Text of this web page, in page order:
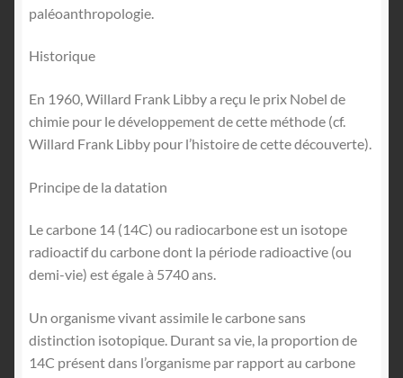
paléoanthropologie.
Historique
En 1960, Willard Frank Libby a reçu le prix Nobel de
chimie pour le développement de cette méthode (cf.
Willard Frank Libby pour l’histoire de cette découverte).
Principe de la datation
Le carbone 14 (14C) ou radiocarbone est un isotope
radioactif du carbone dont la période radioactive (ou
demi-vie) est égale à 5740 ans.
Un organisme vivant assimile le carbone sans
distinction isotopique. Durant sa vie, la proportion de
14C présent dans l’organisme par rapport au carbone